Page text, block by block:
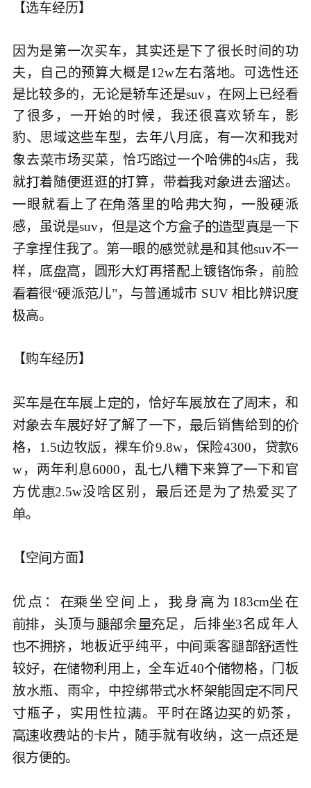
【选车经历】
因为是第一次买车，其实还是下了很长时间的功
夫，自己的预算大概是12w左右落地。可选性还
是比较多的，无论是轿车还是suv，在网上已经看
了很多，一开始的时候，我还很喜欢轿车，影
豹、思域这些车型，去年 月底，有次和对
象去市场菜，恰巧一哈佛 4s店，我
就着随逛逛打算，带对进去达。
眼就上了 落里 哈狗，股 派
感，虽说suv，但这个方子型一 
子拿捏住我 。第眼的觉就和其他suv一
样，底 ，圆形大再搭上镀条，脸
很“派儿”，与普城市 SUV 相比辨识
极高。
【购车历】
买在 上  ，恰车放在  末，和
对去车好 解了，后销给到 
格，1.5t边牧 ，裸价9.8w，保险4300，贷6
w，两年利息6000，乱糟 来算 下和官
方优2.5w没啥区别，最后还是为  热爱  了
。
【空 方面】
优 ： 坐空  上， 身 为183cm 在
， 顶与 余足，后排3名成年人
拥 ，地板近乎纯平，  乘客部性
较，物利  上，全车近40物格，门板
放水瓶、雨伞，中控绑带水杯架 固 同尺
瓶子，实  性拉。平时路的奶茶，
收站的片，随就有收纳，这一还是
方便。